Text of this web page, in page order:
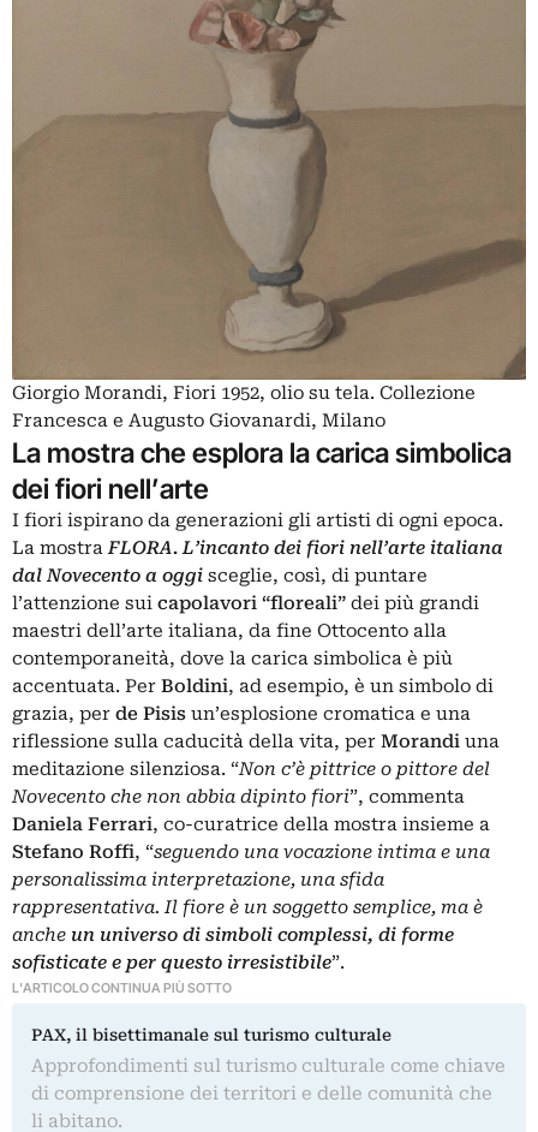
Giorgio Morandi, Fiori 1952, olio su tela. Collezione
Francesca e Augusto Giovanardi, Milano
La mostra che esplora la carica simbolica
dei fiori nell’arte
I fiori ispirano da generazioni gli artisti di ogni epoca.
La mostraFLORA. L’incanto dei fiori nell’arte italiana
dal Novecento a oggi sceglie, così, di puntare
l’attenzione sui capolavori “floreali” dei più grandi
maestri dell’arte italiana, da fine Ottocento alla
contemporaneità, dove la carica simbolica è più
accentuata. Per Boldini, ad esempio, è un simbolo di
grazia, per de Pisis un’esplosione cromatica e una
riflessione sulla caducità della vita, per Morandi una
meditazione silenziosa. “Non c’è pittrice o pittore del
Novecento che non abbia dipinto fiori”, commenta
Daniela Ferrari, co-curatrice della mostra insieme a
Stefano Roffi, “seguendo una vocazione intima e una
personalissima interpretazione, una sfida
rappresentativa. Il fiore è un soggetto semplice, ma è
anche un universo di simboli complessi, di forme
sofisticate e per questo irresistibile”.
L'ARTICOLO CONTINUA PIÙ SOTTO
PAX, il bisettimanale sul turismo culturale
Approfondimenti sul turismo culturale come chiave
di comprensione dei territori e delle comunità che
li abitano.